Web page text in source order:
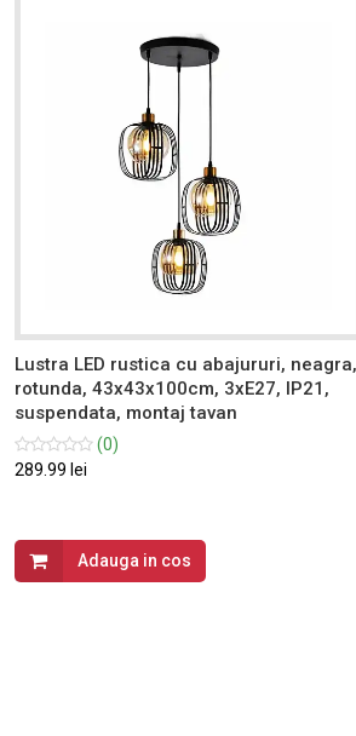
Lustra LED rustica cu abajururi, neagra,
rotunda, 43x43x100cm, 3xE27, IP21,
suspendata, montaj tavan
(0)
289.99 lei
Adauga in cos